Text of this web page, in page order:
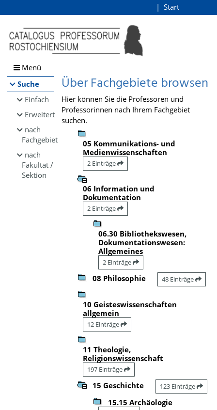
Browsen
direkt zum Inhalt
Start
Menü
Suche
Einfach
Erweitert
nach
Fachgebiet
nach
Fakultät /
Sektion
Über Fachgebiete browsen
Hier können Sie die Professoren und
Professorinnen nach Ihrem Fachgebiet
suchen.
05 Kommunikations- und
Medienwissenschaften
2 Einträge
06 Information und
Dokumentation
2 Einträge
06.30 Bibliothekswesen,
Dokumentationswesen:
Allgemeines
2 Einträge
08 Philosophie 48 Einträge
10 Geisteswissenschaften
allgemein
12 Einträge
11 Theologie,
Religionswissenschaft
197 Einträge
15 Geschichte 123 Einträge
15.15 Archäologie